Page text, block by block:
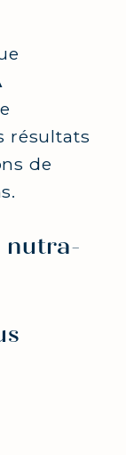
résultats
de
nutra-